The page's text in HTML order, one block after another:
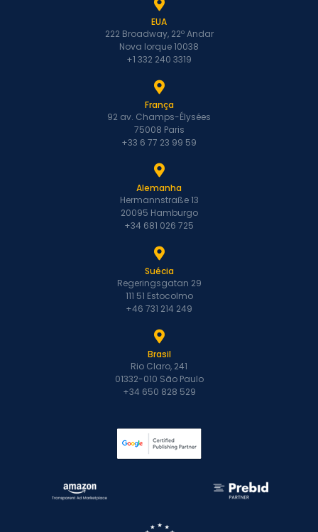
EUA
222 Broadway, 22º Andar
Nova Iorque 10038
+1 332 240 3319
França
92 av. Champs-Élysées
75008 Paris
+33 6 77 23 99 59
Alemanha
Hermannstraße 13
20095 Hamburgo
+34 681 026 725
Suécia
Regeringsgatan 29
111 51 Estocolmo
+46 731 214 249
Brasil
Rio Claro, 241
01332-010 São Paulo
+34 650 828 529